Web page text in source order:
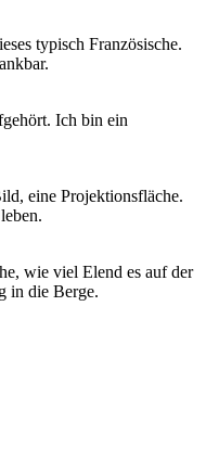
typisch Französische.
Ich bin ein
eine Projektionsfläche.
wie viel Elend es auf der
in die Berge.